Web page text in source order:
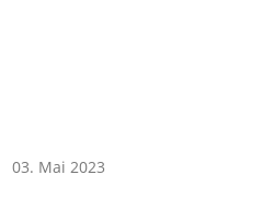
03. Mai 2023